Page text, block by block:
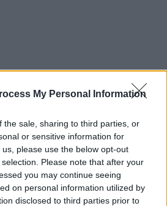
My Personal Information
the sale, sharing to third parties, or
or sensitive information for
please use the below opt-out
Please note that after your
you may continue seeing
on personal information utilized by
disclosed to third parties prior to
drones στον ουρανό
άμυνας έχουν
81 μη επανδρωμένα
κατευθύνονταν προς τη
το ρωσικό κρατικό
TASS, επικαλούμενο τον